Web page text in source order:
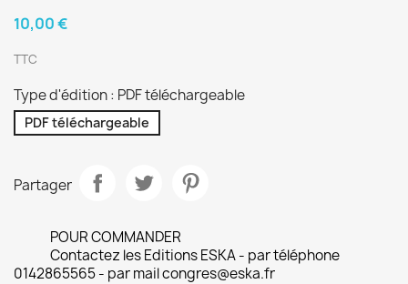
10,00 €
TTC
Type d'édition : PDF téléchargeable
PDF téléchargeable
Partager
POUR COMMANDER
Contactez les Editions ESKA - par téléphone
0142865565 - par mail congres@eska.fr